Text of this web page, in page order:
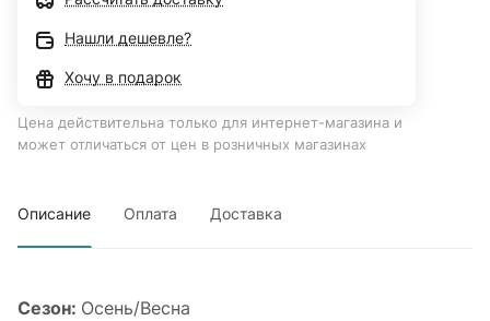
Нашли дешевле?
Хочу в подарок
Цена действительна только для интернет-магазина и
может отличаться от цен в розничных магазинах
Описание Оплата Доставка
Сезон: Осень/Весна